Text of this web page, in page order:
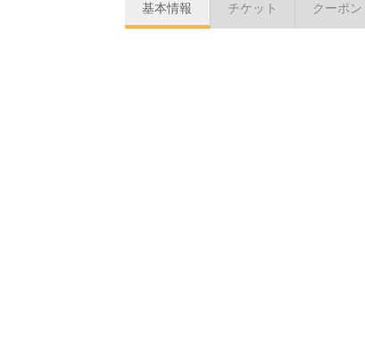
基本情報 チケット クーポン